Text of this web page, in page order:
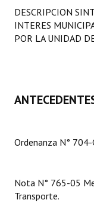
LEGISLACIÓN
Carta Orgánica
Organigrama
DESCRIPCION
INTERES
POR LA UNIDAD
Ordenanza N° 704-
Nota N° 765-05
Transporte.